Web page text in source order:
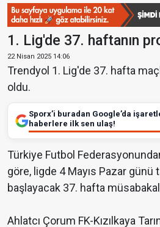
1. Lig'de 37. haftanın
22 Nisan 2025 14:06
Trendyol 1. Lig'de 37. hafta
oldu.
Sporx’i buradan Google’da
haberlere ilk sen ulaş!
Türkiye Futbol
göre, ligde 4 Mayıs Pazar günü
başlayacak 37. hafta
Ahlatcı Çorum FK-Kızılkaya